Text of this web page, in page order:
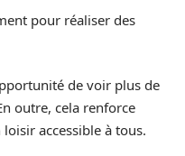
pour réaliser des
de voir plus de
outre, cela renforce
accessible à tous.